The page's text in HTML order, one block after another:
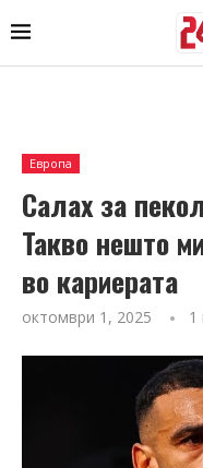
Европа
Салах за
Такво нешто
во кариерата
октомври 1, 2025 1